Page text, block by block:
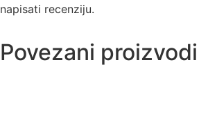
napisati recenziju.
Povezani proizvodi